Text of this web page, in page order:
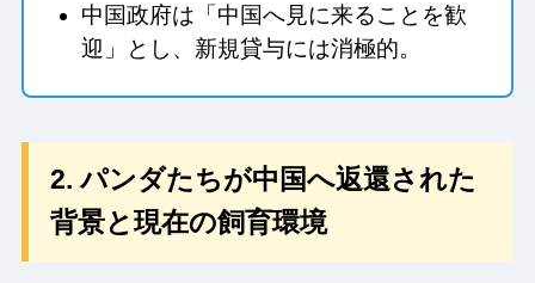
中国政府は「中国へ見に来ることを歓
迎」とし、新規貸与には消極的。
2. パンダたちが中国へ返還された
背景と現在の飼育環境